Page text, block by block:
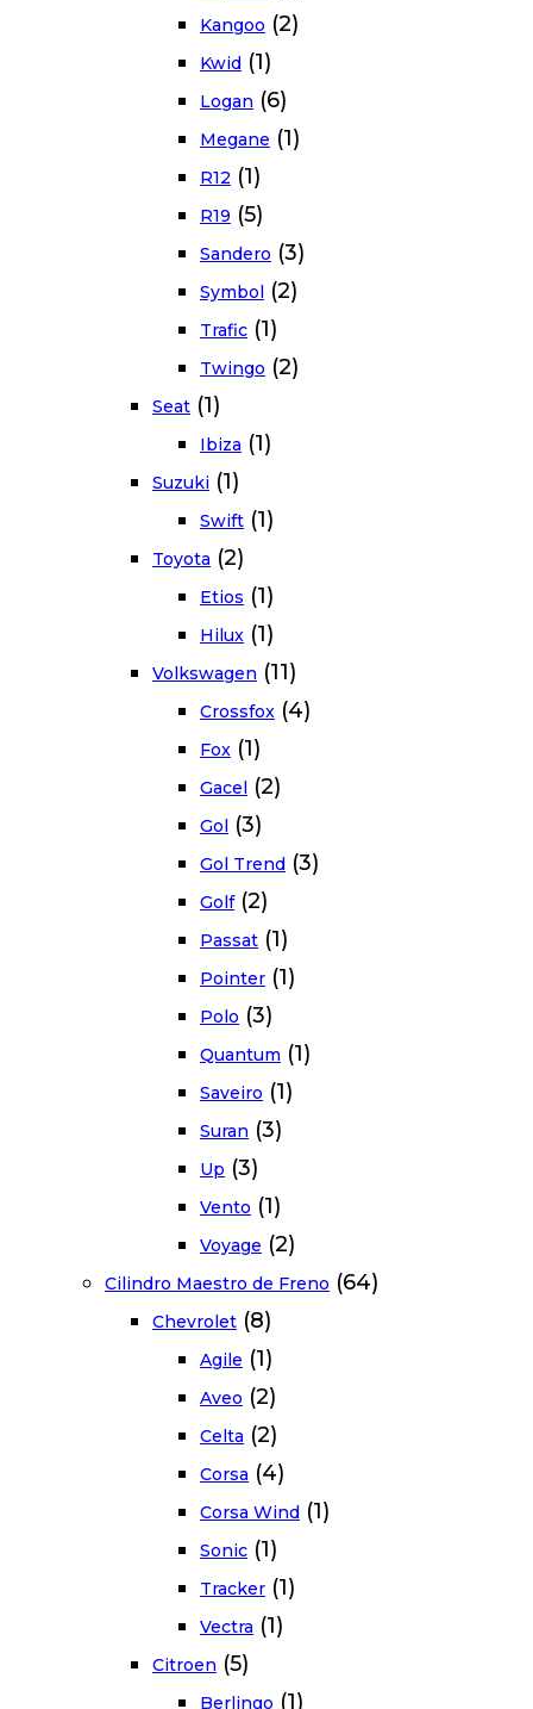
Kangoo (2)
Kwid (1)
Logan (6)
Megane (1)
R12 (1)
R19 (5)
Sandero (3)
Symbol (2)
Trafic (1)
Twingo (2)
Seat (1)
Ibiza (1)
Suzuki (1)
Swift (1)
Toyota (2)
Etios (1)
Hilux (1)
Volkswagen (11)
Crossfox (4)
Fox (1)
Gacel (2)
Gol (3)
Gol Trend (3)
Golf (2)
Passat (1)
Pointer (1)
Polo (3)
Quantum (1)
Saveiro (1)
Suran (3)
Up (3)
Vento (1)
Voyage (2)
Cilindro Maestro de Freno (64)
Chevrolet (8)
Agile (1)
Aveo (2)
Celta (2)
Corsa (4)
Corsa Wind (1)
Sonic (1)
Tracker (1)
Vectra (1)
Citroen (5)
Berlingo (1)